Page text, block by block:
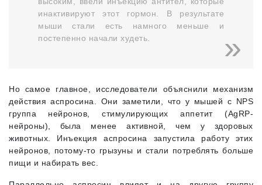
инактивируют этот гормон. В результате
мыши стали есть намного меньше и
постепенно начали худеть.
Но самое главное, исследователи объяснили механизм
действия аспросина. Они заметили, что у мышей с NPS
группа нейронов, стимулирующих аппетит (AgRP-
нейроны), была менее активной, чем у здоровых
животных. Инъекция аспросина запустила работу этих
нейронов, потому-то грызуны и стали потреблять больше
пищи и набирать вес.